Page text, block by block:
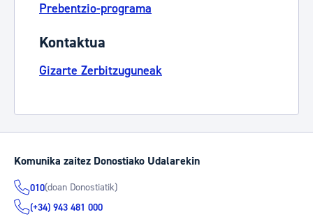
Prebentzio-programa
Kontaktua
Gizarte Zerbitzuguneak
Komunika zaitez Donostiako Udalarekin
010(doan Donostiatik)
(+34) 943 481 000